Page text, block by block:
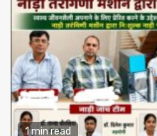
1 min read